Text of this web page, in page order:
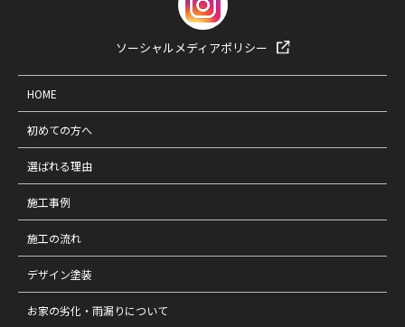
ソーシャルメディアポリシー
HOME
初めての方へ
選ばれる理由
施工事例
施工の流れ
デザイン塗装
お家の劣化・雨漏りについて